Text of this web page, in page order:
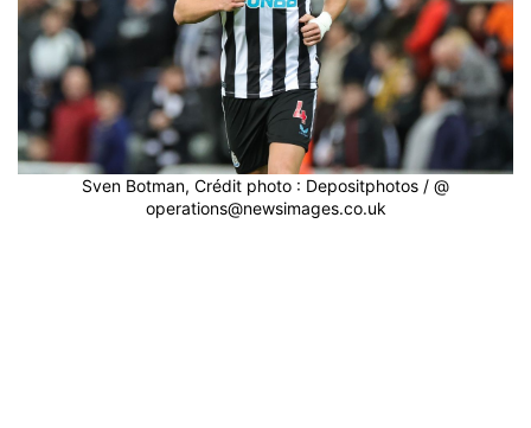
Sven Botman, Crédit photo : Depositphotos / @
operations@newsimages.co.uk